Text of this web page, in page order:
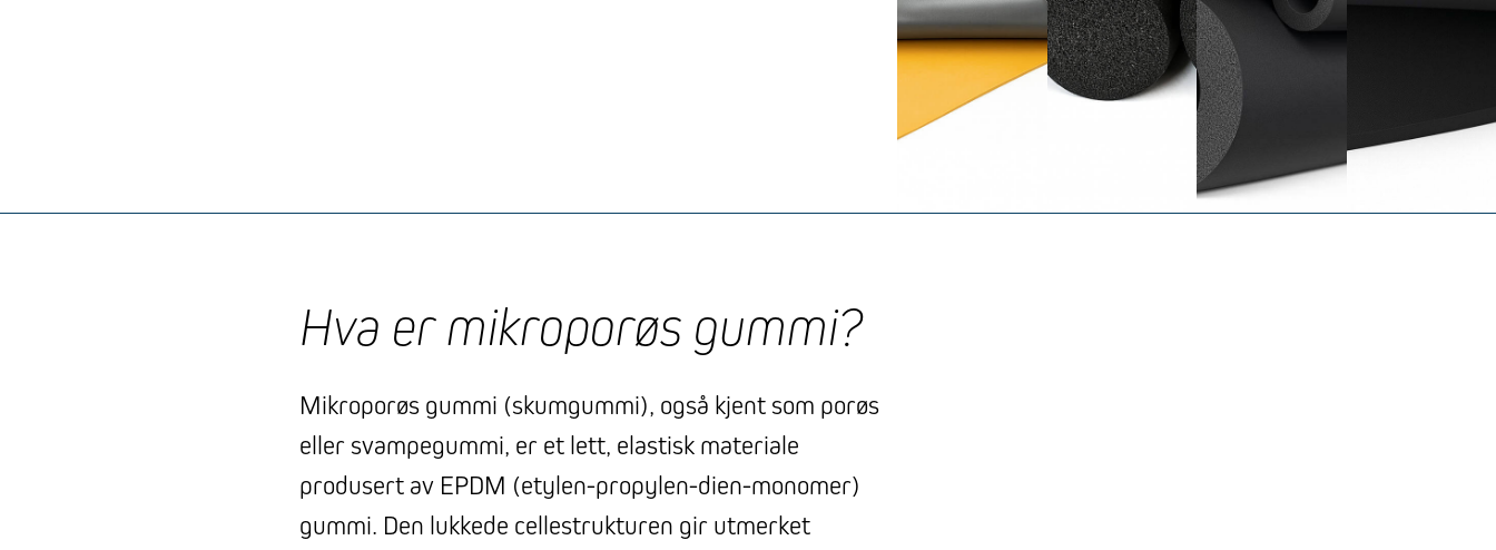
Hva er mikroporøs gummi?
Mikroporøs gummi (skumgummi), også kjent som porøs
eller svampegummi, er et lett, elastisk materiale
produsert av EPDM (etylen-propylen-dien-monomer)
gummi. Den lukkede cellestrukturen gir utmerket